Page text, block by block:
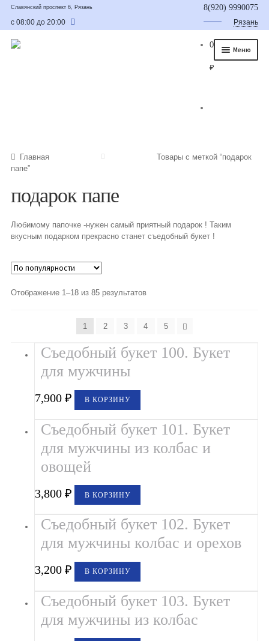
Славянский проспект 6, Рязань
с 08:00 до 20:00
8(920) 9990075
Рязань
Меню
Букет из фруктов и овощей
Сладкие букеты из конфет
Букеты из клубники и ягод
Букет учителю
Съедобные Корзины
Съедобные Боксы Ящики
Букеты из раков и рыбы
Доставка
Контакты
0
₽
Главная
Товары с меткой “подарок
папе”
подарок папе
Любимому папочке -нужен самый приятный подарок ! Таким
вкусным подарком прекрасно станет съедобный букет !
Отображение 1–18 из 85 результатов
1 2 3 4 5
Съедобный букет 100. Букет
для мужчины
7,900₽ В КОРЗИНУ
Съедобный букет 101. Букет
для мужчины из колбас и
овощей
3,800₽ В КОРЗИНУ
Съедобный букет 102. Букет
для мужчины колбас и орехов
3,200₽ В КОРЗИНУ
Съедобный букет 103. Букет
для мужчины из колбас